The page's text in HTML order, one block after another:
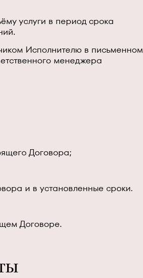
услуги в период срока
Исполнителю в письменном
менеджера
Договора;
и в установленные сроки.
Договоре.